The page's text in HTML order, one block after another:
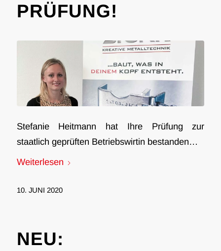
PRÜFUNG!
Stefanie Heitmann hat Ihre Prüfung zur
staatlich geprüften Betriebswirtin bestanden…
Weiterlesen
10. JUNI 2020
NEU: